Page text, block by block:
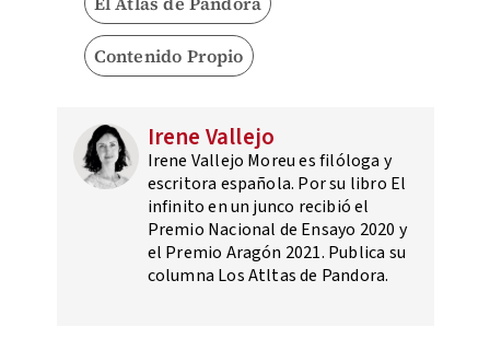
Contenido Propio
Irene Vallejo
Irene Vallejo Moreu es filóloga y
escritora española.​ Por su libro El
infinito en un junco​ recibió el
Premio Nacional de Ensayo 2020 y
el Premio Aragón 2021.​ Publica su
columna Los Atltas de Pandora.